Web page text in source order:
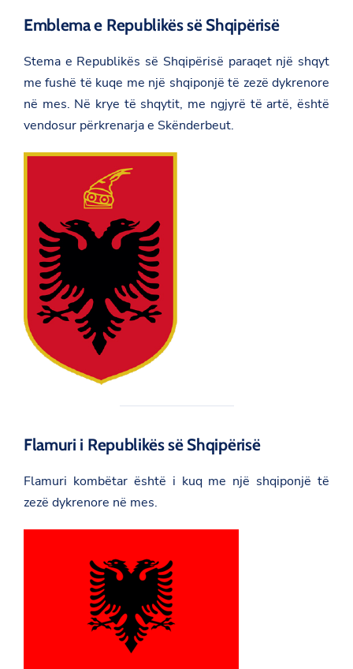
Emblema e Republikës së Shqipërisë
Stema e Republikës së Shqipërisë paraqet një shqyt
me fushë të kuqe me një shqiponjë të zezë dykrenore
në mes. Në krye të shqytit, me ngjyrë të artë, është
vendosur përkrenarja e Skënderbeut.
Flamuri i Republikës së Shqipërisë
Flamuri kombëtar është i kuq me një shqiponjë të
zezë dykrenore në mes.